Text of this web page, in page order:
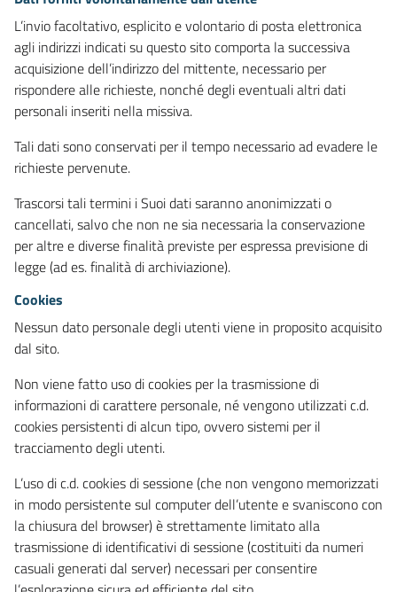
L’invio facoltativo, esplicito e volontario di posta elettronica
agli indirizzi indicati su questo sito comporta la successiva
acquisizione dell’indirizzo del mittente, necessario per
rispondere alle richieste, nonché degli eventuali altri dati
personali inseriti nella missiva.
Tali dati sono conservati per il tempo necessario ad evadere le
richieste pervenute.
Trascorsi tali termini i Suoi dati saranno anonimizzati o
cancellati, salvo che non ne sia necessaria la conservazione
per altre e diverse finalità previste per espressa previsione di
legge (ad es. finalità di archiviazione).
Cookies
Nessun dato personale degli utenti viene in proposito acquisito
dal sito.
Non viene fatto uso di cookies per la trasmissione di
informazioni di carattere personale, né vengono utilizzati c.d.
cookies persistenti di alcun tipo, ovvero sistemi per il
tracciamento degli utenti.
L’uso di c.d. cookies di sessione (che non vengono memorizzati
in modo persistente sul computer dell’utente e svaniscono con
la chiusura del browser) è strettamente limitato alla
trasmissione di identificativi di sessione (costituiti da numeri
casuali generati dal server) necessari per consentire